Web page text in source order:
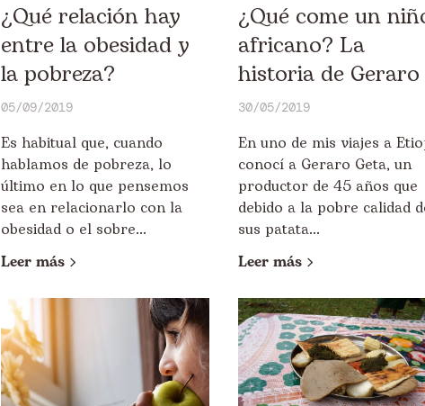
¿Qué relación hay
entre la obesidad y
la pobreza?
05/09/2019
Es habitual que, cuando
hablamos de pobreza, lo
último en lo que pensemos
sea en relacionarlo con la
obesidad o el sobre...
Leer más
¿Qué come un
africano? La
historia de Geraro
30/05/2019
En uno de mis viajes a
conocí a Geraro Geta, un
productor de 45 años que
debido a la pobre calidad
sus patata...
Leer más